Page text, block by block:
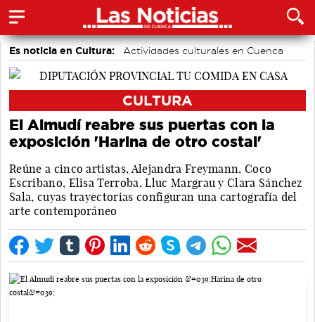
Es noticia en Cultura:
Actividades culturales en Cuenca
Festivales
CULTURA
El Almudí reabre sus puertas con la
exposición 'Harina de otro costal'
Reúne a cinco artistas, Alejandra Freymann, Coco
Escribano, Elisa Terroba, Lluc Margrau y Clara Sánchez
Sala, cuyas trayectorias configuran una cartografía del
arte contemporáneo